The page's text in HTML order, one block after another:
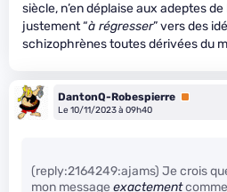
siècle, n’en déplaise aux adeptes
justement “à régresser” vers des
schizophrènes toutes dérivées du
DantonQ-Robespierre Premium
Le 10/11/2023 à 09h40
(reply:2164249:ajams) Je crois
mon message exactement